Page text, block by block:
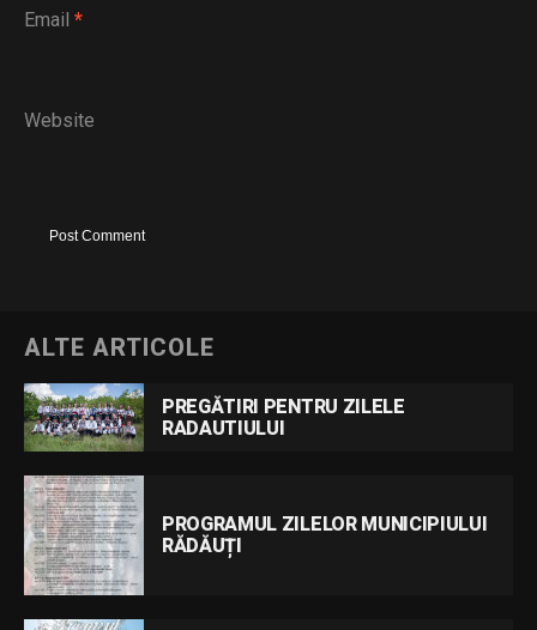
Email *
Website
ALTE ARTICOLE
PREGĂTIRI PENTRU ZILELE
RADAUTIULUI
PROGRAMUL ZILELOR MUNICIPIULUI
RĂDĂUȚI